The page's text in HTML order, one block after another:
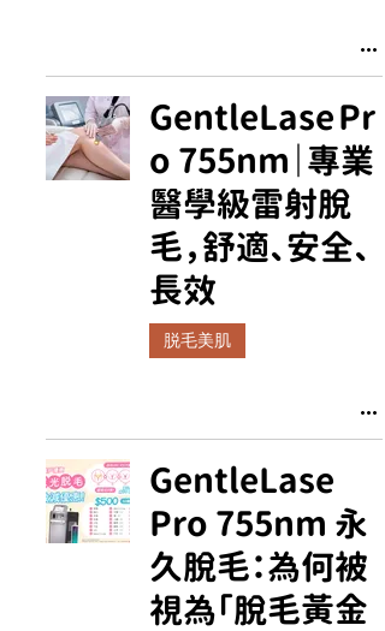
GentleLase Pr
o 755nm｜專業
醫學級雷射脫
毛，舒適、安全、
長效
脱毛美肌
GentleLase
Pro 755nm 永
久脫毛：為何被
視為「脫毛黃金